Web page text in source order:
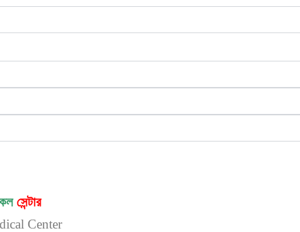
সেন্টার
Center